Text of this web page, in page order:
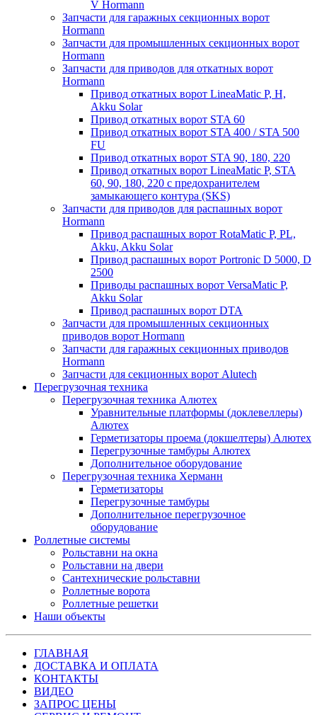
V Hormann
Запчасти для гаражных секционных ворот
Hormann
Запчасти для промышленных секционных ворот
Hormann
Запчасти для приводов для откатных ворот
Hormann
Привод откатных ворот LineaMatic P, H,
Akku Solar
Привод откатных ворот STA 60
Привод откатных ворот STA 400 / STA 500
FU
Привод откатных ворот STA 90, 180, 220
Привод откатных ворот LineaMatic P, STA
60, 90, 180, 220 с предохранителем
замыкающего контура (SKS)
Запчасти для приводов для распашных ворот
Hormann
Привод распашных ворот RotaMatic P, PL,
Akku, Akku Solar
Привод распашных ворот Portronic D 5000, D
2500
Приводы распашных ворот VersaMatic P,
Akku Solar
Привод распашных ворот DTA
Запчасти для промышленных секционных
приводов ворот Hormann
Запчасти для гаражных секционных приводов
Hormann
Запчасти для секционных ворот Alutech
Перегрузочная техника
Перегрузочная техника Алютех
Уравнительные платформы (доклевеллеры)
Алютех
Герметизаторы проема (докшелтеры) Алютех
Перегрузочные тамбуры Алютех
Дополнительное оборудование
Перегрузочная техника Херманн
Герметизаторы
Перегрузочные тамбуры
Дополнительное перегрузочное
оборудование
Роллетные системы
Рольставни на окна
Рольставни на двери
Сантехнические рольставни
Роллетные ворота
Роллетные решетки
Наши объекты
ГЛАВНАЯ
ДОСТАВКА И ОПЛАТА
КОНТАКТЫ
ВИДЕО
ЗАПРОС ЦЕНЫ